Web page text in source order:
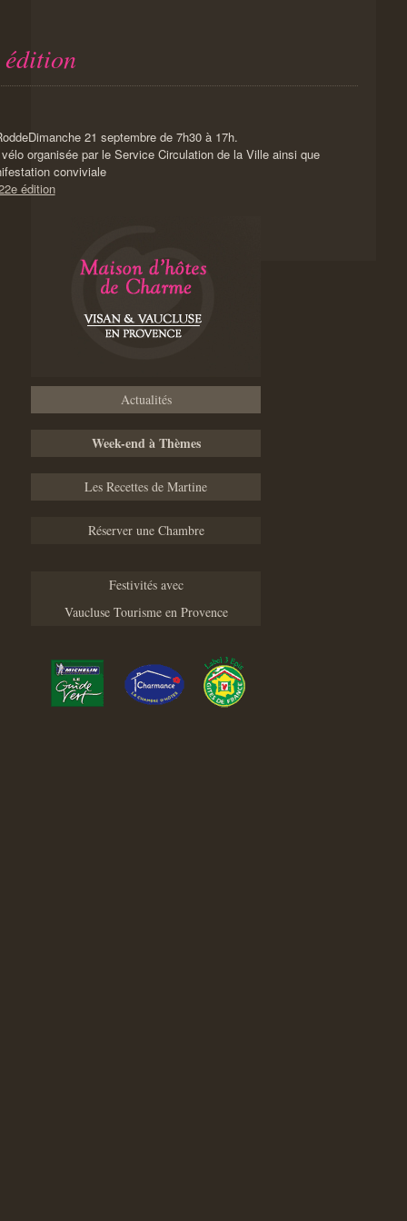
édition
Dimanche 21 septembre de 7h30 à 17h.
organisée par le Service Circulation de la Ville ainsi que
conviviale
édition
Actualités
Week-end à Thèmes
Les Recettes de Martine
Réserver une Chambre
Festivités avec
Vaucluse Tourisme en Provence